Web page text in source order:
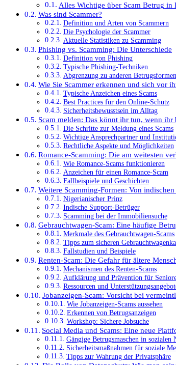
Alles Wichtige über Scam Betrug in
Was sind Scammer?
Definition und Arten von Scammern
Die Psychologie der Scammer
Aktuelle Statistiken zu Scamming
Phishing vs. Scamming: Die Unterschiede
Definition von Phishing
Typische Phishing-Techniken
Abgrenzung zu anderen Betrugsformen
Wie Sie Scammer erkennen und sich vor
Typische Anzeichen eines Scams
Best Practices für den Online-Schutz
Sicherheitsbewusstsein im Alltag
Scam melden: Das könnt ihr tun, wenn ihr
Die Schritte zur Meldung eines Scams
Wichtige Ansprechpartner und
Rechtliche Aspekte und Möglichkeiten
Romance-Scamming: Die am weitesten
Wie Romance-Scams funktionieren
Anzeichen für einen Romance-Scam
Fallbeispiele und Geschichten
Weitere Scamming-Formen: Von
Nigerianischer Prinz
Indische Support-Betrüger
Scamming bei der Immobiliensuche
Gebrauchtwagen-Scam: Eine häufige
Merkmale des Gebrauchtwagen-Scams
Tipps zum sicheren
Fallstudien und Beispiele
Renten-Scam: Die Gefahr für ältere
Mechanismen des Renten-Scams
Aufklärung und Prävention für
Ressourcen und
Jobanzeigen-Scam: Vorsicht bei
Wie Jobanzeigen-Scams aussehen
Erkennen von Betrugsanzeigen
Workshop: Sichere Jobsuche
Social Media und Scams: Eine neue
Gängige Betrugsmaschen in sozialen
Sicherheitsmaßnahmen für soziale
Tipps zur Wahrung der Privatsphäre